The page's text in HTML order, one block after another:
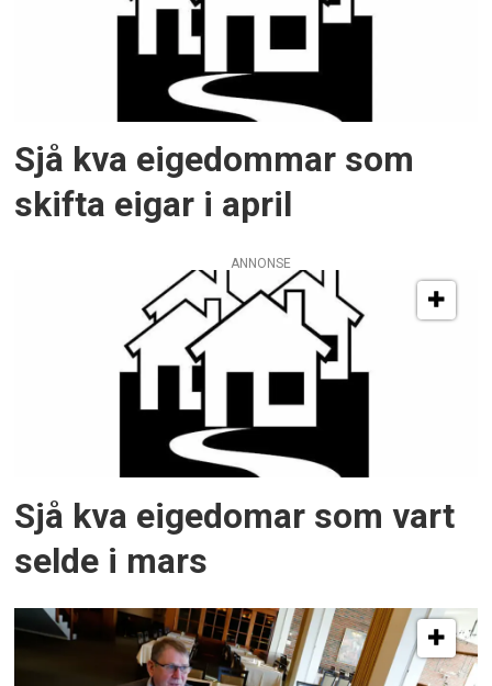
Sjå kva eigedommar som
skifta eigar i april
ANNONSE
Sjå kva eigedomar som vart
selde i mars